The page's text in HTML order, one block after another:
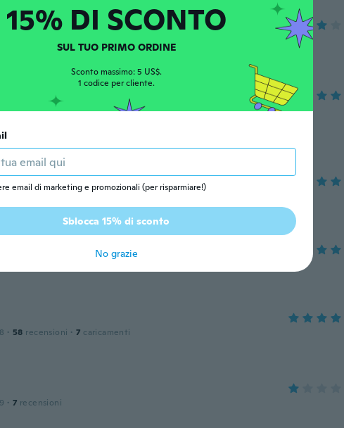
· 12 recensioni
· 58 recensioni · 7 caricamenti
· 7 recensioni
15% DI SCONTO
SUL TUO PRIMO ORDINE
Sconto massimo: 5 US$.
1 codice per cliente.
email di marketing e promozionali (per risparmiare!)
Sblocca 15% di sconto
No grazie